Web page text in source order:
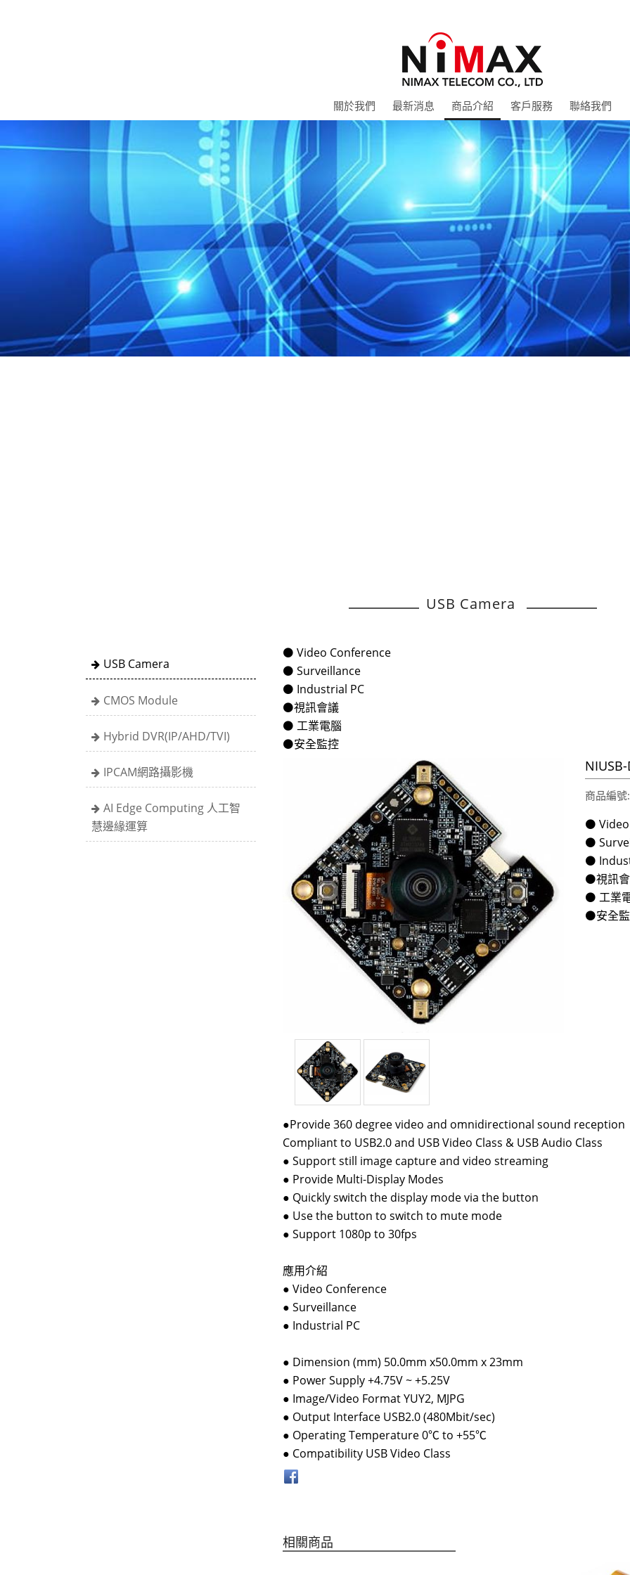
關於我們 最新消息 商品介紹 客戶服務 聯絡我們
USB Camera
USB Camera
CMOS Module
Hybrid DVR(IP/AHD/TVI)
IPCAM網路攝影機
AI Edge Computing 人工智
慧邊緣運算
⚫ Video Conference
⚫ Surveillance
⚫ Industrial PC
⚫視訊會議
⚫ 工業電腦
⚫安全監控
商品編
⚫
⚫
⚫
⚫視訊
⚫ 工業
⚫安全
●Provide 360 degree video and
Compliant to USB2.0 and USB Video Class & USB Audio Class
● Support still image capture and video streaming
● Provide Multi-Display Modes
● Quickly switch the display mode via the button
● Use the button to switch to mute mode
● Support 1080p to 30fps
應用介紹
● Video Conference
● Surveillance
● Industrial PC
● Dimension (mm) 50.0mm x50.0mm x 23mm
● Power Supply +4.75V ~ +5.25V
● Image/Video Format YUY2, MJPG
● Output Interface USB2.0 (480Mbit/sec)
● Operating Temperature 0℃ to +55℃
● Compatibility USB Video Class
相關商品